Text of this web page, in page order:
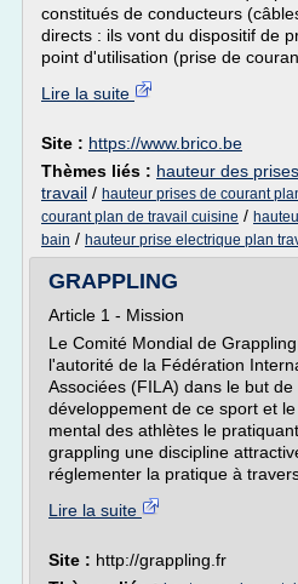
constitués de conducteurs
directs : ils vont du dispositif de
point d'utilisation (prise de
Lire la suite
Site : https://www.brico.be
Thèmes liés : hauteur des
travail / hauteur prises de courant
courant plan de travail cuisine /
bain / hauteur prise electrique plan
GRAPPLING
Article 1 - Mission
Le Comité Mondial de
l'autorité de la Fédération
Associées (FILA) dans le but
développement de ce sport et
mental des athlètes le
grappling une discipline
réglementer la pratique à travers
Lire la suite
Site : http://grappling.fr